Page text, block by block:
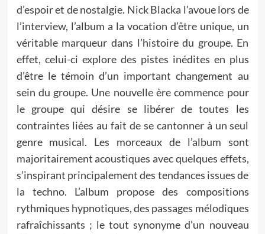
d’espoir et de nostalgie. Nick Blacka l’avoue lors de
l’interview, l’album a la vocation d’être unique, un
véritable marqueur dans l’histoire du groupe. En
effet, celui-ci explore des pistes inédites en plus
d’être le témoin d’un important changement au
sein du groupe. Une nouvelle ère commence pour
le groupe qui désire se libérer de toutes les
contraintes liées au fait de se cantonner à un seul
genre musical. Les morceaux de l’album sont
majoritairement acoustiques avec quelques effets,
s’inspirant principalement des tendances issues de
la techno. L’album propose des compositions
rythmiques hypnotiques, des passages mélodiques
rafraîchissants ; le tout synonyme d’un nouveau